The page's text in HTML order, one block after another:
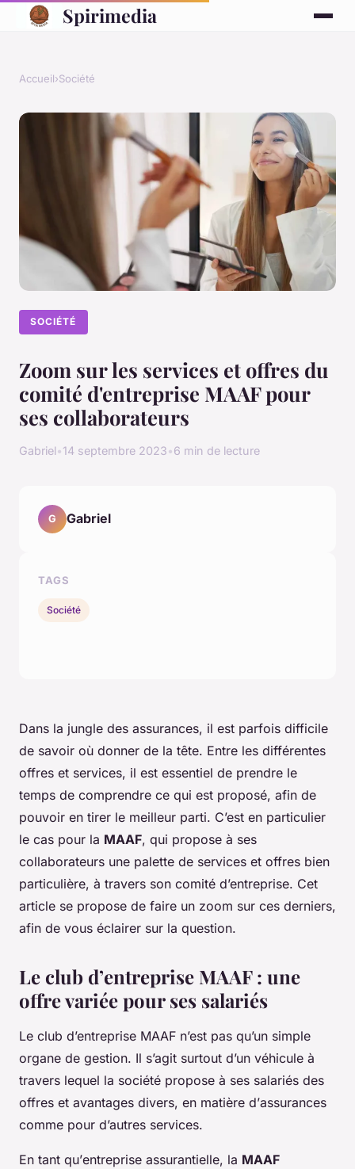
Spirimedia
Accueil›Société
SOCIÉTÉ
Zoom sur les services et offres du
comité d'entreprise MAAF pour
ses collaborateurs
Gabriel•14 septembre 2023•6 min de lecture
Dans la jungle des assurances, il est parfois difficile
de savoir où donner de la tête. Entre les différentes
offres et services, il est essentiel de prendre le
temps de comprendre ce qui est proposé, afin de
pouvoir en tirer le meilleur parti. C’est en particulier
le cas pour la MAAF, qui propose à ses
collaborateurs une palette de services et offres bien
particulière, à travers son comité d’entreprise. Cet
article se propose de faire un zoom sur ces derniers,
afin de vous éclairer sur la question.
Le club d’entreprise MAAF : une
offre variée pour ses salariés
Le club d’entreprise MAAF n’est pas qu’un simple
organe de gestion. Il s’agit surtout d’un véhicule à
travers lequel la société propose à ses salariés des
offres et avantages divers, en matière d’assurances
comme pour d’autres services.
En tant qu’entreprise assurantielle, la MAAF
G Gabriel
TAGS
Société